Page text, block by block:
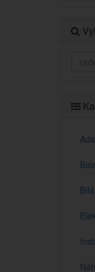
Bílá